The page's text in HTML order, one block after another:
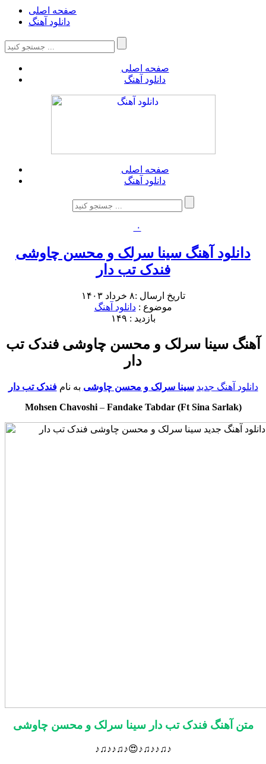
صفحه اصلی
دانلود آهنگ
صفحه اصلی
دانلود آهنگ
صفحه اصلی
دانلود آهنگ
۰
دانلود آهنگ سینا سرلک و محسن چاوشی
فندک تب دار
تاریخ ارسال :۸ خرداد ۱۴۰۳
موضوع :دانلود آهنگ
بازدید : ۱۴۹
آهنگ سینا سرلک و محسن چاوشی فندک تب
دار
دانلود آهنگ جدید سینا سرلک و محسن چاوشی به نامفندک تب دار
Mohsen Chavoshi– Fandake Tabdar (Ft Sina Sarlak)
متن آهنگ فندک تب دار سینا سرلک و محسن چاوشی
♪♫♪♪♫♪😍♪♫♪♪♫♪